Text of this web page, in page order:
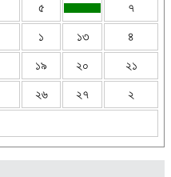
৫ ৭
১ ১৩ ৪
১৯ ২০ ২১
২৬ ২৭ ২